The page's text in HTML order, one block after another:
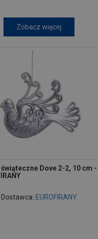
Zobacz więcej
Dove 2-2, 10 cm -
Dostawca: EUROFIRANY